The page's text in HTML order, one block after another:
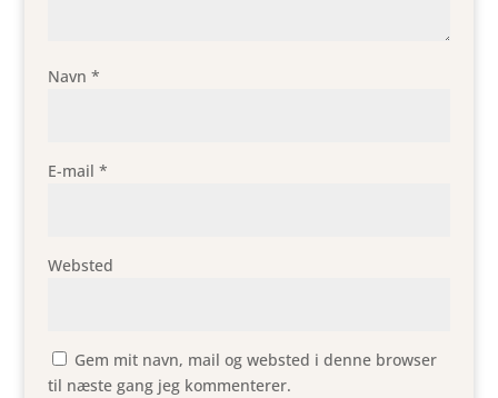
Navn *
E-mail *
Websted
Gem mit navn, mail og websted i denne browser
til næste gang jeg kommenterer.